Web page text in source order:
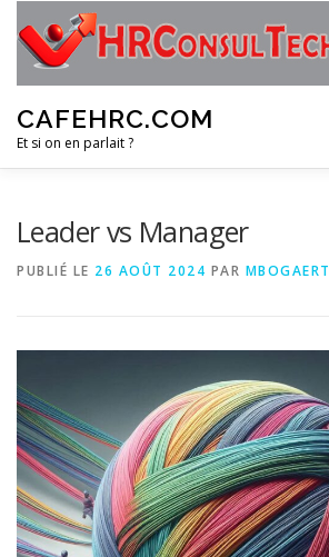
contenu
CAFEHRC.COM
Et si on en parlait ?
Leader vs Manager
PUBLIÉ LE 26 AOÛT 2024 PAR MBOGAERT